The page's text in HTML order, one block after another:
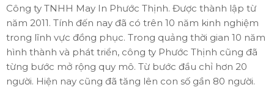
Công ty TNHH May In Phước Thịnh. Được thành lập từ
năm 2011. Tính đến nay đã có trên 10 năm kinh nghiệm
trong lĩnh vực đồng phục. Trong quảng thời gian 10 năm
hình thành và phát triển, công ty Phước Thịnh cũng đã
từng bước mở rộng quy mô. Từ bước đầu chỉ hơn 20
người. Hiện nay cũng đã tăng lên con số gần 80 người.